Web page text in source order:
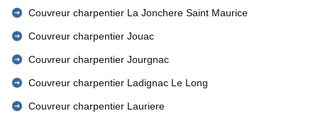
Couvreur charpentier La Jonchere Saint Maurice
Couvreur charpentier Jouac
Couvreur charpentier Jourgnac
Couvreur charpentier Ladignac Le Long
Couvreur charpentier Lauriere